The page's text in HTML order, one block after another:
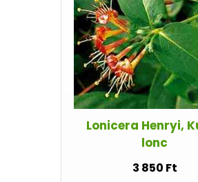
Lonicera Henryi,
lonc
3 850 Ft